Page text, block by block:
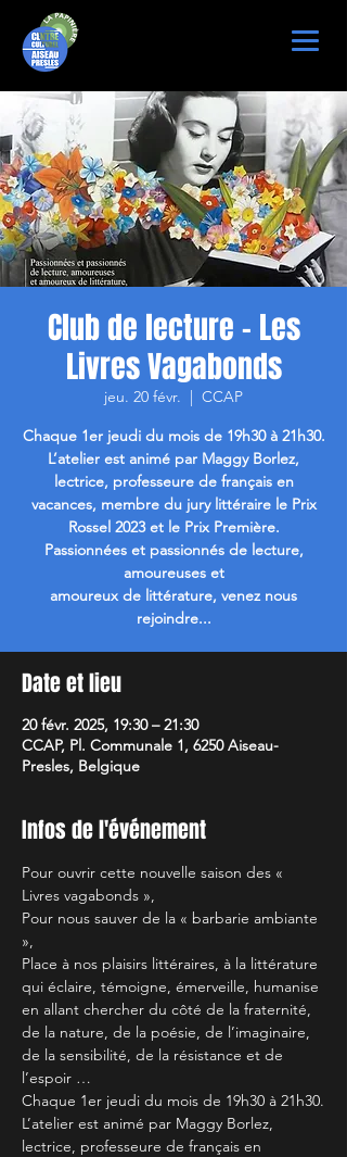
Club de lecture - Les
Livres Vagabonds
jeu. 20 févr.
  |
CCAP
Chaque 1er jeudi du mois de 19h30 à 21h30.
L’atelier est animé par Maggy Borlez,
lectrice, professeure de français en
vacances, membre du jury littéraire le Prix
Rossel 2023 et le Prix Première.
Passionnées et passionnés de lecture,
amoureuses et
amoureux de littérature, venez nous
rejoindre...
Date et lieu
20 févr. 2025, 19:30 – 21:30
CCAP, Pl. Communale 1, 6250 Aiseau-
Presles, Belgique
Infos de l'événement
Pour ouvrir cette nouvelle saison des «
Livres vagabonds »,
Pour nous sauver de la « barbarie ambiante
»,
Place à nos plaisirs littéraires, à la littérature
qui éclaire, témoigne, émerveille, humanise
en allant chercher du côté de la fraternité,
de la nature, de la poésie, de l’imaginaire,
de la sensibilité, de la résistance et de
l’espoir …
Chaque 1er jeudi du mois de 19h30 à 21h30.
L’atelier est animé par Maggy Borlez,
lectrice, professeure de français en